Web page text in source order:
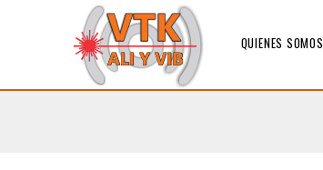
QUIENES SOMOS